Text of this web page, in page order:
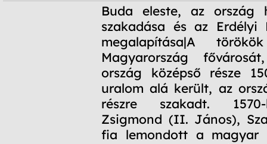
Buda eleste, az ország
szakadása és az Erdélyi
megalapítása|A
Magyarország
ország középső része
uralom alá került, az
részre szakadt.
Zsigmond (II. János),
fia lemondott a magyar